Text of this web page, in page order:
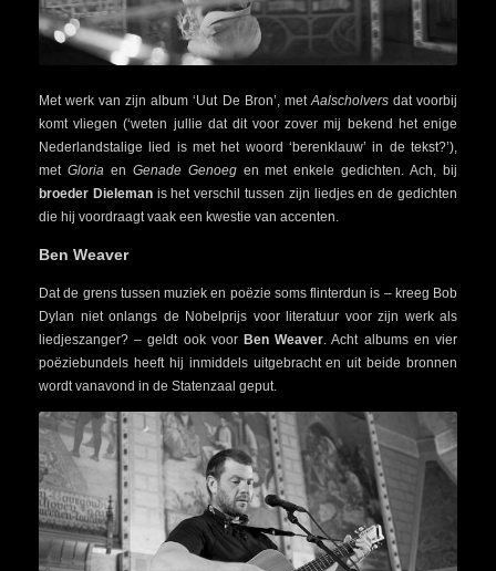
Met werk van zijn album ‘Uut De Bron’, metAalscholversdat voorbij
komt vliegen (‘weten jullie dat dit voor zover mij bekend het enige
Nederlandstalige lied is met het woord ‘berenklauw’ in de tekst?’),
met Gloriaen Genade Genoegen met enkele gedichten. Ach, bij
broeder Dielemanis het verschil tussen zijn liedjes en de gedichten
die hij voordraagt vaak een kwestie van accenten.
Ben Weaver
Dat de grens tussen muziek en poëzie soms flinterdun is – kreeg Bob
Dylan niet onlangs de Nobelprijs voor literatuur voor zijn werk als
liedjeszanger? – geldt ook voor Ben Weaver. Acht albums en vier
poëziebundels heeft hij inmiddels uitgebracht en uit beide bronnen
wordt vanavond in de Statenzaal geput.